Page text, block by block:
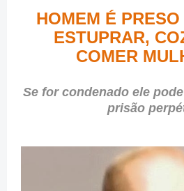
HOMEM É
ESTUPRAR,
COMER
Se for condenado ele
prisão